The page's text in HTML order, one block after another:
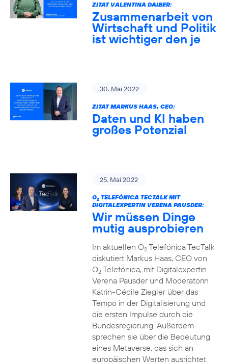
ZITAT VALENTINA DAIBER:
Zusammenarbeit von
Wirtschaft und Politik
ist wichtiger den je
30. Mai 2022
ZITAT MARKUS HAAS, CEO:
Daten und KI haben
großes Potenzial
25. Mai 2022
O2TELEFÓNICA TECTALK MIT
DIGITALEXPERTIN VERENA PAUSDER:
Wir müssen Dinge
mutig ausprobieren
Im aktuellen O2Telefónica TecTalk
diskutiert Markus Haas, CEO von
O2Telefónica, mit Digitalexpertin
Verena Pausder und Moderatorin
Katrin-Cécile Ziegler über das
Tempo in der Digitalisierung und
die ersten Impulse durch die
Bundesregierung. Außerdem
sprechen sie über die Bedeutung
eines Metaverse, das sich an
europäischen Werten ausrichtet.